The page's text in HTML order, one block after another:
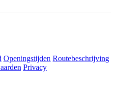
Openingstijden Routebeschrijving
Privacy